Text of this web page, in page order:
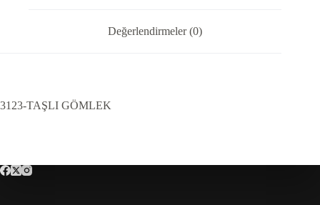
Değerlendirmeler (0)
3123-TAŞLI GÖMLEK